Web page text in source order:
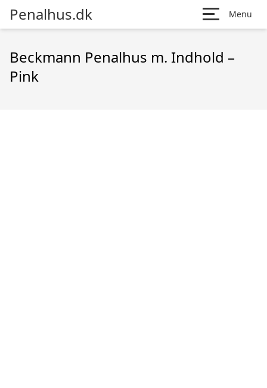
Penalhus.dk Menu
Beckmann Penalhus m. Indhold –
Pink